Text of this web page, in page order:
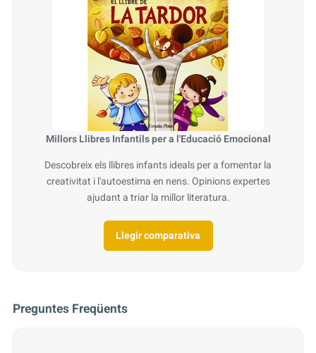
Millors Llibres Infantils per a l'Educació Emocional
Descobreix els llibres infants ideals per a fomentar la
creativitat i l'autoestima en nens. Opinions expertes
ajudant a triar la millor literatura.
Llegir comparativa
Preguntes Freqüents